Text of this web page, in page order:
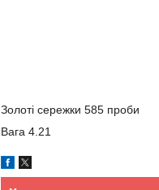
Золоті сережки 585 проби
Вага 4.21